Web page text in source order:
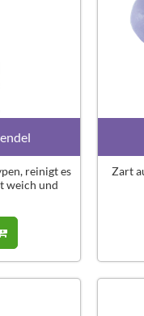
reinigt es
weich und
Zart